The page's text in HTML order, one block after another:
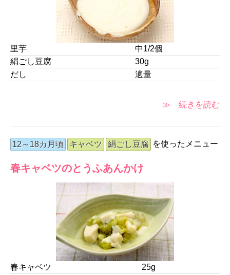
里芋
中1/2個
絹ごし豆腐
30g
だし
適量
≫ 続きを読む
12～18カ月頃 キャベツ 絹ごし豆腐 を使ったメニュー
春キャベツのとうふあんかけ
春キャベツ
25g